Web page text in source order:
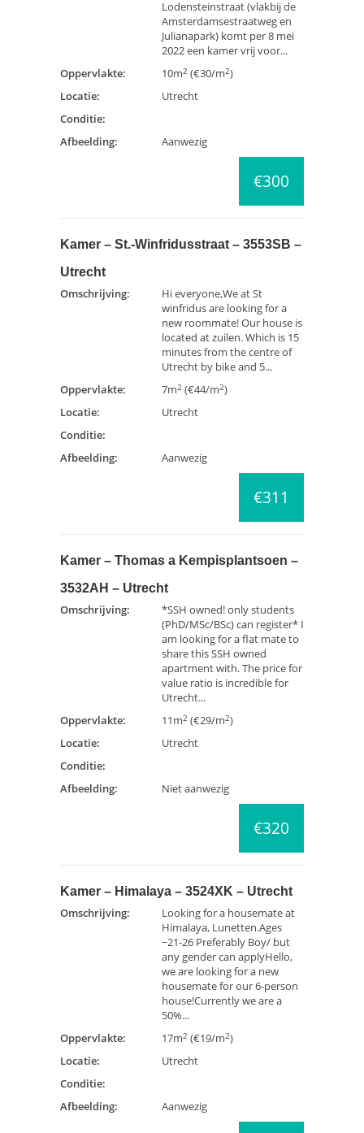
Lodensteinstraat (vlakbij de
Amsterdamsestraatweg en
Julianapark) komt per 8 mei
2022 een kamer vrij voor...
Oppervlakte:
10m2 (€30/m2)
Locatie:
Utrecht
Conditie:
Afbeelding:
Aanwezig
€300
Kamer – St.-Winfridusstraat – 3553SB –
Utrecht
Omschrijving:
Hi everyone,We at St
winfridus are looking for a
new roommate! Our house is
located at zuilen. Which is 15
minutes from the centre of
Utrecht by bike and 5...
Oppervlakte:
7m2 (€44/m2)
Locatie:
Utrecht
Conditie:
Afbeelding:
Aanwezig
€311
Kamer – Thomas a Kempisplantsoen –
3532AH – Utrecht
Omschrijving:
*SSH owned! only students
(PhD/MSc/BSc) can register* I
am looking for a flat mate to
share this SSH owned
apartment with. The price for
value ratio is incredible for
Utrecht...
Oppervlakte:
11m2 (€29/m2)
Locatie:
Utrecht
Conditie:
Afbeelding:
Niet aanwezig
€320
Kamer – Himalaya – 3524XK – Utrecht
Omschrijving:
Looking for a housemate at
Himalaya, Lunetten.Ages
~21-26 Preferably Boy/ but
any gender can applyHello,
we are looking for a new
housemate for our 6-person
house!Currently we are a
50%...
Oppervlakte:
17m2 (€19/m2)
Locatie:
Utrecht
Conditie:
Afbeelding:
Aanwezig